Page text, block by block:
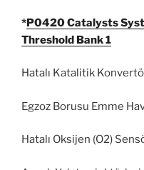
*P0420 Catalysts
Threshold Bank 1
Hatalı Katalitik
Egzoz Borusu Emme
Hatalı Oksijen (O2)